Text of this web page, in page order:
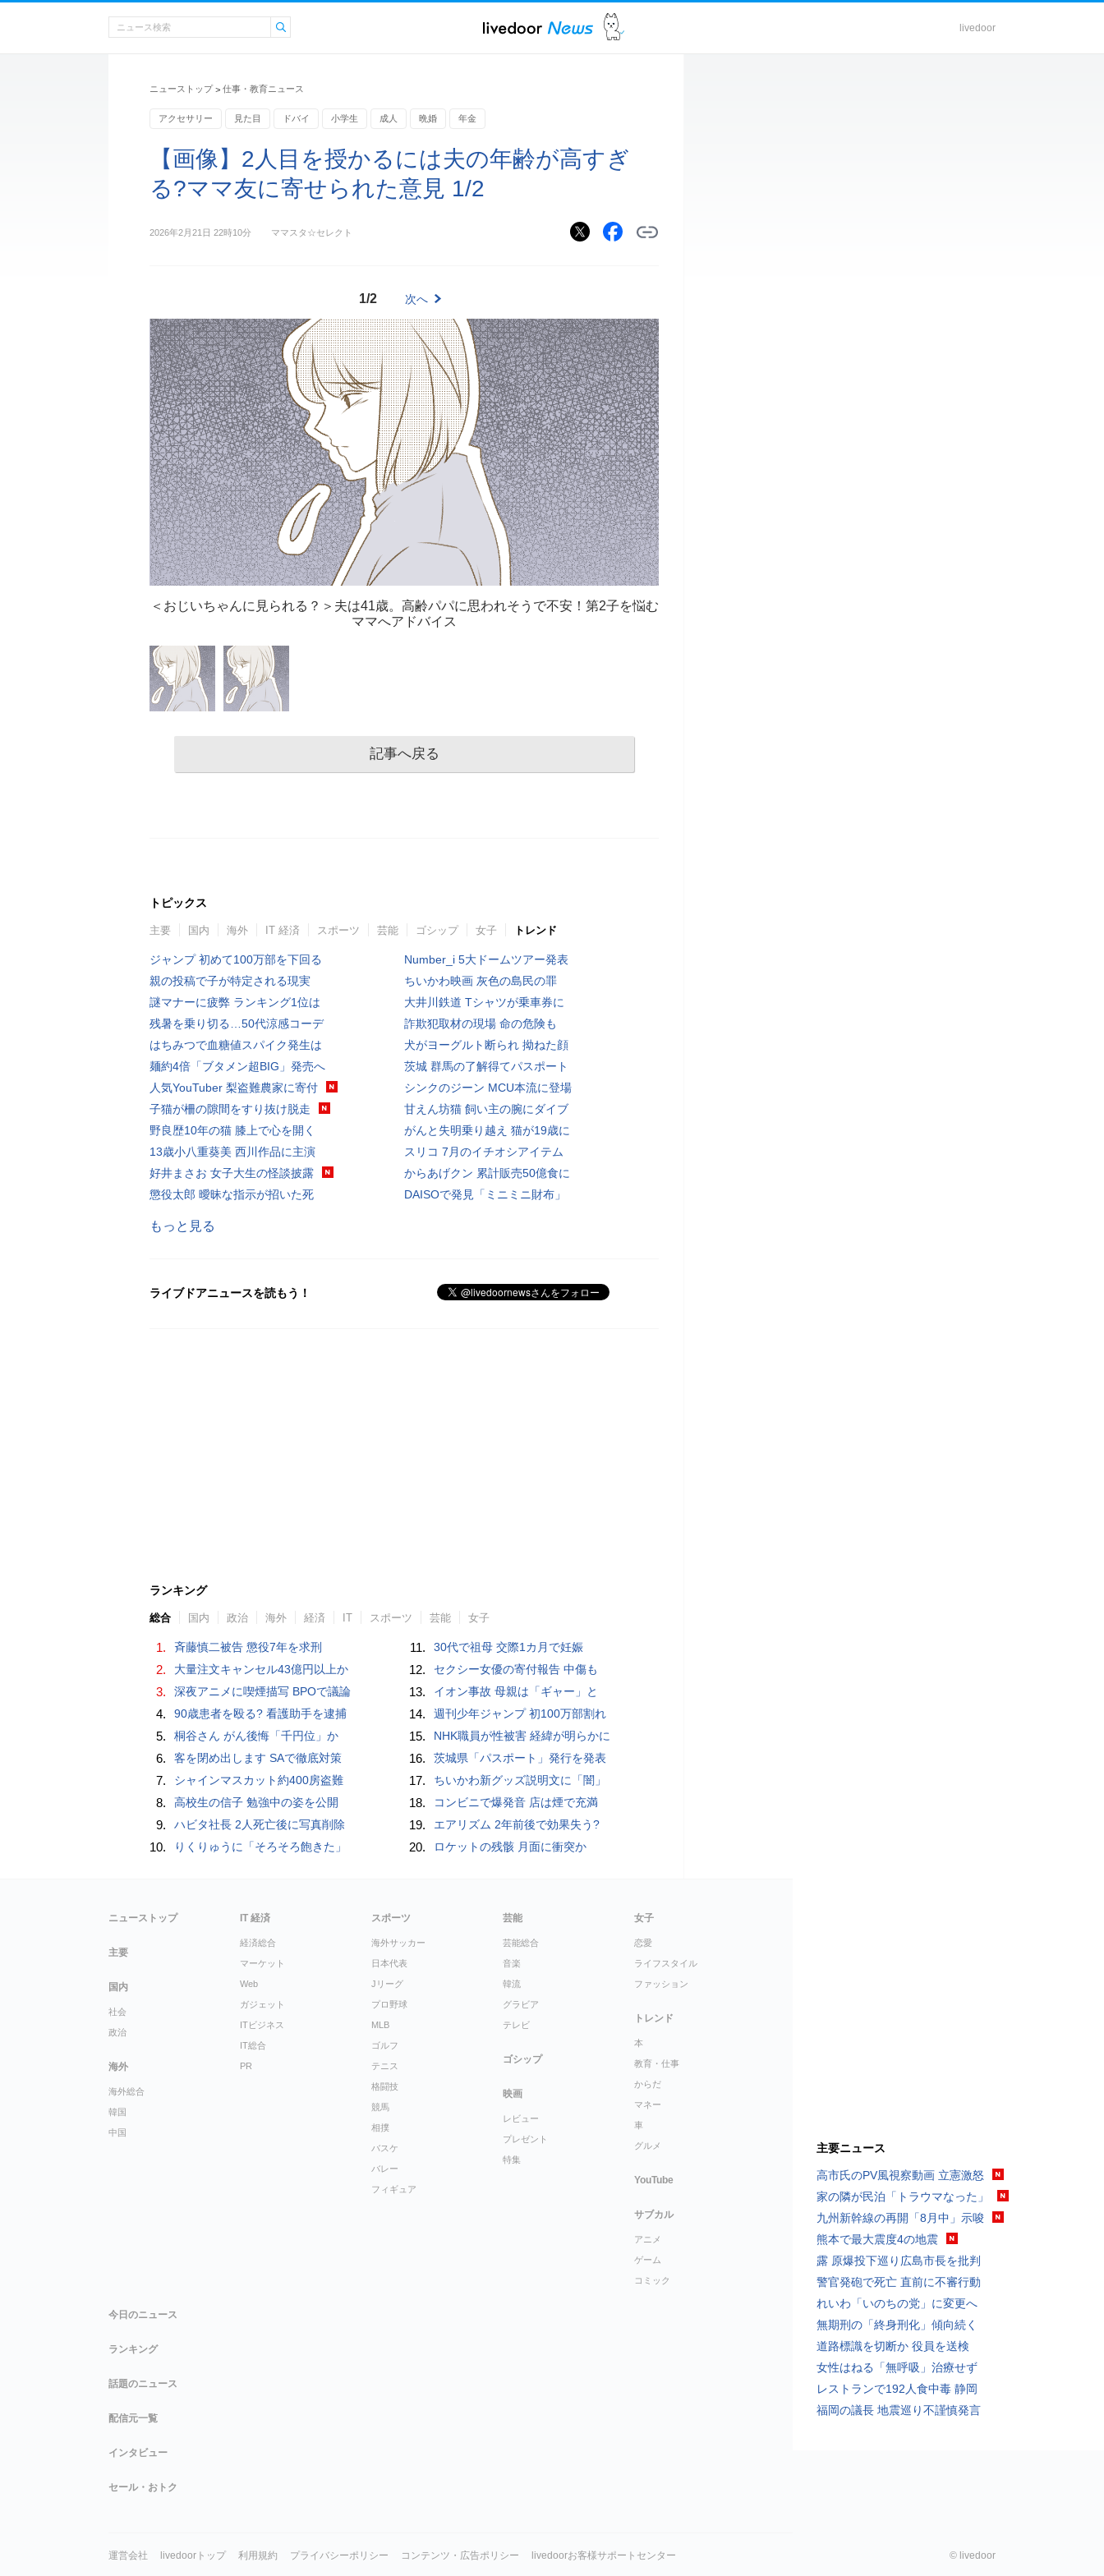
livedoor
ニューストップ > 仕事・教育ニュース
アクセサリー 見た目 ドバイ 小学生 成人 晩婚 年金
【画像】2人目を授かるには夫の年齢が高すぎ
る?ママ友に寄せられた意見 1/2
2026年2月21日 22時10分 ママスタ☆セレクト
1/2 次へ
＜おじいちゃんに見られる？＞夫は41歳。高齢パパに思われそうで不安！第2子を悩む
ママへアドバイス
記事へ戻る
トピックス
主要 国内 海外 IT 経済 スポーツ 芸能 ゴシップ 女子 トレンド
ジャンプ 初めて100万部を下回る
親の投稿で子が特定される現実
謎マナーに疲弊 ランキング1位は
残暑を乗り切る…50代涼感コーデ
はちみつで血糖値スパイク発生は
麺約4倍「ブタメン超BIG」発売へ
人気YouTuber 梨盗難農家に寄付
子猫が柵の隙間をすり抜け脱走
野良歴10年の猫 膝上で心を開く
13歳小八重葵美 西川作品に主演
好井まさお 女子大生の怪談披露
懲役太郎 曖昧な指示が招いた死
Number_i 5大ドームツアー発表
ちいかわ映画 灰色の島民の罪
大井川鉄道 Tシャツが乗車券に
詐欺犯取材の現場 命の危険も
犬がヨーグルト断られ 拗ねた顔
茨城 群馬の了解得てパスポート
シンクのジーン MCU本流に登場
甘えん坊猫 飼い主の腕にダイブ
がんと失明乗り越え 猫が19歳に
スリコ 7月のイチオシアイテム
からあげクン 累計販売50億食に
DAISOで発見「ミニミニ財布」
もっと見る
ライブドアニュースを読もう！
ランキング
総合 国内 政治 海外 経済 IT スポーツ 芸能 女子
1. 斉藤慎二被告 懲役7年を求刑
2. 大量注文キャンセル43億円以上か
3. 深夜アニメに喫煙描写 BPOで議論
4. 90歳患者を殴る? 看護助手を逮捕
5. 桐谷さん がん後悔「千円位」か
6. 客を閉め出します SAで徹底対策
7. シャインマスカット約400房盗難
8. 高校生の信子 勉強中の姿を公開
9. ハビタ社長 2人死亡後に写真削除
10. りくりゅうに「そろそろ飽きた」
11. 30代で祖母 交際1カ月で妊娠
12. セクシー女優の寄付報告 中傷も
13. イオン事故 母親は「ギャー」と
14. 週刊少年ジャンプ 初100万部割れ
15. NHK職員が性被害 経緯が明らかに
16. 茨城県「パスポート」発行を発表
17. ちいかわ新グッズ説明文に「闇」
18. コンビニで爆発音 店は煙で充満
19. エアリズム 2年前後で効果失う?
20. ロケットの残骸 月面に衝突か
主要ニュース
高市氏のPV風視察動画 立憲激怒
家の隣が民泊「トラウマなった」
九州新幹線の再開「8月中」示唆
熊本で最大震度4の地震
露 原爆投下巡り広島市長を批判
警官発砲で死亡 直前に不審行動
れいわ「いのちの党」に変更へ
無期刑の「終身刑化」傾向続く
道路標識を切断か 役員を送検
女性はねる「無呼吸」治療せず
レストランで192人食中毒 静岡
福岡の議長 地震巡り不謹慎発言
ニューストップ
主要
国内
社会
政治
海外
海外総合
韓国
中国
IT 経済
経済総合
マーケット
Web
ガジェット
ITビジネス
IT総合
PR
スポーツ
海外サッカー
日本代表
Jリーグ
プロ野球
MLB
ゴルフ
テニス
格闘技
競馬
相撲
バスケ
バレー
フィギュア
芸能
芸能総合
音楽
韓流
グラビア
テレビ
ゴシップ
映画
レビュー
プレゼント
特集
女子
恋愛
ライフスタイル
ファッション
トレンド
本
教育・仕事
からだ
マネー
車
グルメ
YouTube
サブカル
アニメ
ゲーム
コミック
今日のニュース
ランキング
話題のニュース
配信元一覧
インタビュー
セール・おトク
運営会社 livedoorトップ 利用規約 プライバシーポリシー コンテンツ・広告ポリシー livedoorお客様サポートセンター © livedoor